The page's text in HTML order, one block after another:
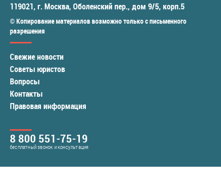
119021, г. Москва, Оболенский пер., дом 9/5, корп.5
© Копирование материалов возможно только с письменного
разрешения
Свежие новости
Советы юристов
Вопросы
Контакты
Правовая информация
8 800 551-75-19
бесплатный звонок и консультация